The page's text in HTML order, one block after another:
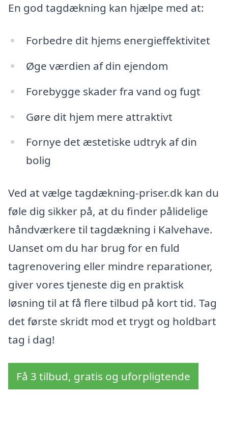
En god tagdækning kan hjælpe med at:
Forbedre dit hjems energieffektivitet
Øge værdien af din ejendom
Forebygge skader fra vand og fugt
Gøre dit hjem mere attraktivt
Fornye det æstetiske udtryk af din
bolig
Ved at vælge tagdækning-priser.dk kan du
føle dig sikker på, at du finder pålidelige
håndværkere til tagdækning i Kalvehave.
Uanset om du har brug for en fuld
tagrenovering eller mindre reparationer,
giver vores tjeneste dig en praktisk
løsning til at få flere tilbud på kort tid. Tag
det første skridt mod et trygt og holdbart
tag i dag!
Få 3 tilbud, gratis og uforpligtende